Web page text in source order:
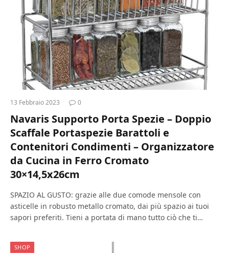
13 Febbraio 2023 0
Navaris Supporto Porta Spezie – Doppio
Scaffale Portaspezie Barattoli e
Contenitori Condimenti – Organizzatore
da Cucina in Ferro Cromato
30×14,5x26cm
SPAZIO AL GUSTO: grazie alle due comode mensole con
asticelle in robusto metallo cromato, dai più spazio ai tuoi
sapori preferiti. Tieni a portata di mano tutto ciò che ti…
SHOP